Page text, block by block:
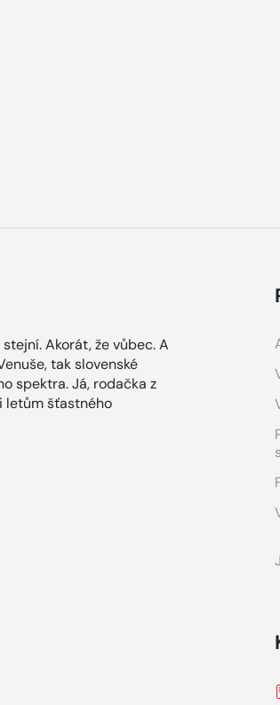
Akorát, že vůbec. A
tak slovenské
spektra. Já, rodačka z
letům šťastného